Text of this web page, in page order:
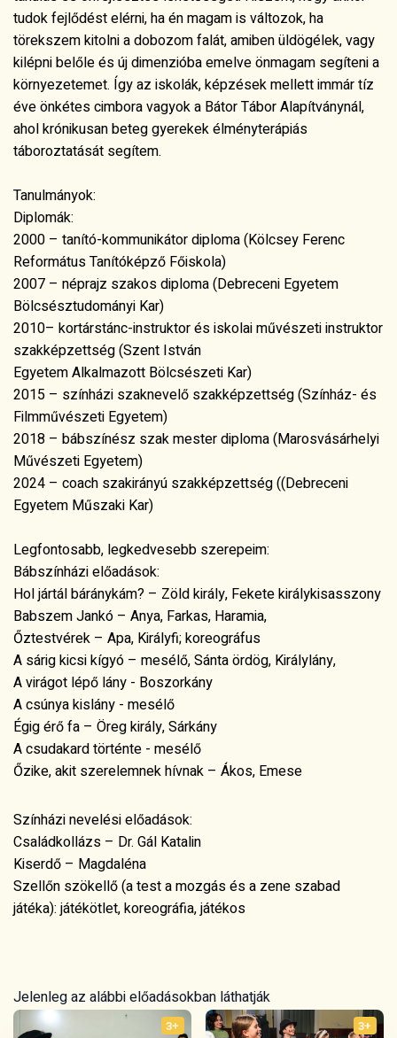
Tanulmányok:
Diplomák:
2000 – tanító-kommunikátor diploma (Kölcsey Ferenc
Református Tanítóképző Főiskola)
2007 – néprajz szakos diploma (Debreceni Egyetem
Bölcsésztudományi Kar)
2010– kortárstánc-instruktor és iskolai művészeti instruktor
Egyetem Alkalmazott Bölcsészeti Kar)
2015 – színházi szaknevelő szakképzettség (Színház- és
Filmművészeti Egyetem)
2018 – bábszínész szak mester diploma (Marosvásárhelyi
Művészeti Egyetem)
2024 – coach szakirányú szakképzettség ((Debreceni
Egyetem Műszaki Kar)
Legfontosabb, legkedvesebb szerepeim:
Bábszínházi előadások:
Hol jártál báránykám? – Zöld király, Fekete királykisasszony
Babszem Jankó – Anya, Farkas, Haramia,
Őztestvérek – Apa, Királyfi; koreográfus
A sárig kicsi kígyó – mesélő, Sánta ördög, Királylány,
A virágot lépő lány - Boszorkány
Égig érő fa – Öreg király, Sárkány
A csudakard történte - mesélő
Őzike, akit szerelemnek hívnak – Ákos, Emese
Színházi nevelési előadások:
Családkollázs – Dr. Gál Katalin
Kiserdő – Magdaléna
Szellőn szökellő (a test a mozgás és a zene szabad
játéka): játékötlet, koreográfia, játékos
Jelenleg az alábbi előadásokban láthatják
3+
kampósbottal jár a csősz" -
Szüreti mulatság